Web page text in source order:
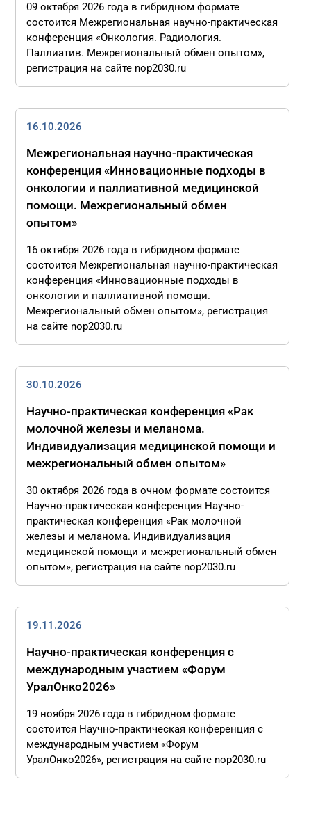
09 октября 2026 года в гибридном формате
состоится Межрегиональная научно-практическая
конференция «Онкология. Радиология.
Паллиатив. Межрегиональный обмен опытом»,
регистрация на сайте nop2030.ru
16.10.2026
Межрегиональная научно-практическая
конференция «Инновационные подходы в
онкологии и паллиативной медицинской
помощи. Межрегиональный обмен
опытом»
16 октября 2026 года в гибридном формате
состоится Межрегиональная научно-практическая
конференция «Инновационные подходы в
онкологии и паллиативной помощи.
Межрегиональный обмен опытом», регистрация
на сайте nop2030.ru
30.10.2026
Научно-практическая конференция «Рак
молочной железы и меланома.
Индивидуализация медицинской помощи и
межрегиональный обмен опытом»
30 октября 2026 года в очном формате состоится
Научно-практическая конференция Научно-
практическая конференция «Рак молочной
железы и меланома. Индивидуализация
медицинской помощи и межрегиональный обмен
опытом», регистрация на сайте nop2030.ru
19.11.2026
Научно-практическая конференция с
международным участием «Форум
УралОнко2026»
19 ноября 2026 года в гибридном формате
состоится Научно-практическая конференция с
международным участием «Форум
УралОнко2026», регистрация на сайте nop2030.ru